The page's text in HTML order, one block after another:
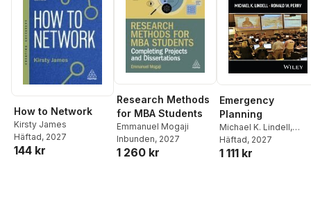
How to Network
Kirsty James
Häftad, 2027
144 kr
Research Methods
for MBA Students
Emmanuel Mogaji
Inbunden, 2027
1 260 kr
Emergency
Planning
Michael K. Lindell,
Ronald W. Perry
Häftad, 2027
1 111 kr